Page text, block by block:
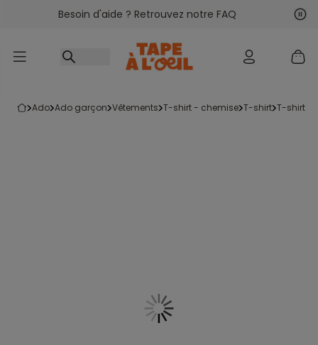
Accéder au contenu
Besoin d'aide ? Retrouvez notre FAQ
ado ado garçon vêtements t-shirt - chemise t-shirt t-shirt